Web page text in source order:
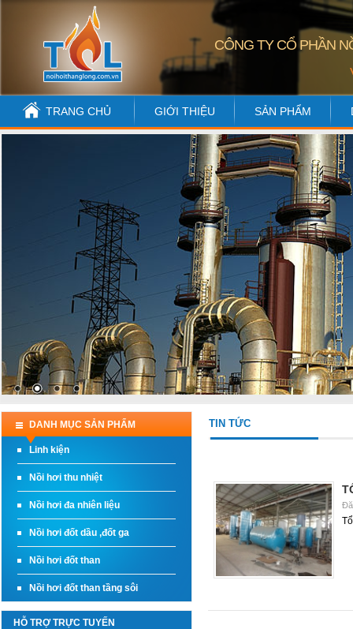
CÔNG TY CỔ PHẦN
TRANG CHỦ GIỚI THIỆU SẢN PHẨM
DANH MỤC SẢN PHẨM
Linh kiện
Nồi hơi thu nhiệt
Nồi hơi đa nhiên liệu
Nồi hơi đốt dầu ,đốt ga
Nồi hơi đốt than
Nồi hơi đốt than tầng sôi
HỖ TRỢ TRỰC TUYẾN
TIN TỨC